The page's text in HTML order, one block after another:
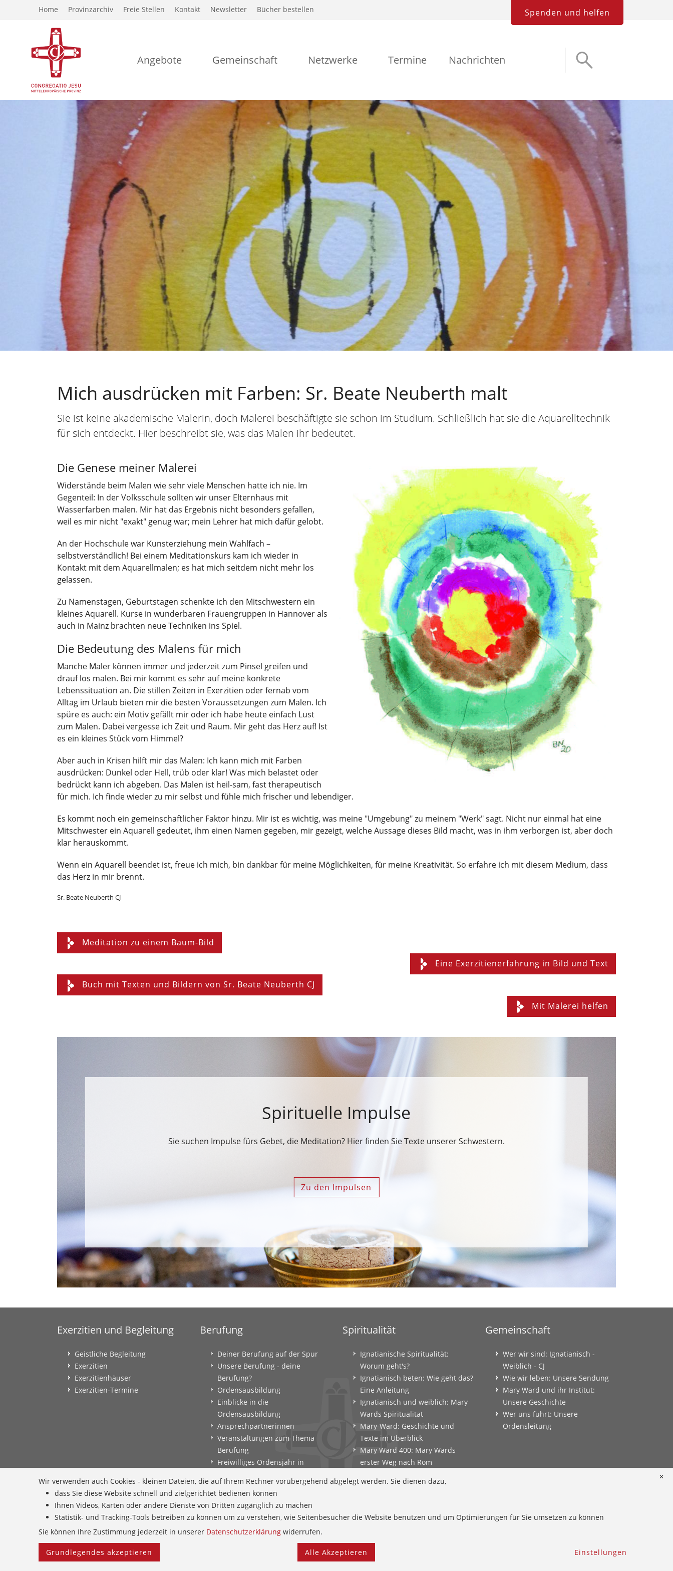
Home Provinzarchiv Freie Stellen Kontakt Newsletter Bücher bestellen Spenden und helfen
Angebote Gemeinschaft Netzwerke Termine Nachrichten
Mich ausdrücken mit Farben: Sr. Beate Neuberth malt
Sie ist keine akademische Malerin, doch Malerei beschäftigte sie schon im Studium. Schließlich hat sie die Aquarelltechnik
für sich entdeckt. Hier beschreibt sie, was das Malen ihr bedeutet.
Die Genese meiner Malerei
Widerstände beim Malen wie sehr viele Menschen hatte ich nie. Im
Gegenteil: In der Volksschule sollten wir unser Elternhaus mit
Wasserfarben malen. Mir hat das Ergebnis nicht besonders gefallen,
weil es mir nicht "exakt" genug war; mein Lehrer hat mich dafür gelobt.
An der Hochschule war Kunsterziehung mein Wahlfach –
selbstverständlich! Bei einem Meditationskurs kam ich wieder in
Kontakt mit dem Aquarellmalen; es hat mich seitdem nicht mehr los
gelassen.
Zu Namenstagen, Geburtstagen schenkte ich den Mitschwestern ein
kleines Aquarell. Kurse in wunderbaren Frauengruppen in Hannover als
auch in Mainz brachten neue Techniken ins Spiel.
Die Bedeutung des Malens für mich
Manche Maler können immer und jederzeit zum Pinsel greifen und
drauf los malen. Bei mir kommt es sehr auf meine konkrete
Lebenssituation an. Die stillen Zeiten in Exerzitien oder fernab vom
Alltag im Urlaub bieten mir die besten Voraussetzungen zum Malen. Ich
spüre es auch: ein Motiv gefällt mir oder ich habe heute einfach Lust
zum Malen. Dabei vergesse ich Zeit und Raum. Mir geht das Herz auf! Ist
es ein kleines Stück vom Himmel?
Aber auch in Krisen hilft mir das Malen: Ich kann mich mit Farben
ausdrücken: Dunkel oder Hell, trüb oder klar! Was mich belastet oder
bedrückt kann ich abgeben. Das Malen ist heil-sam, fast therapeutisch
für mich. Ich finde wieder zu mir selbst und fühle mich frischer und lebendiger.
Es kommt noch ein gemeinschaftlicher Faktor hinzu. Mir ist es wichtig, was meine "Umgebung" zu meinem "Werk" sagt. Nicht nur einmal hat eine
Mitschwester ein Aquarell gedeutet, ihm einen Namen gegeben, mir gezeigt, welche Aussage dieses Bild macht, was in ihm verborgen ist, aber doch
klar herauskommt.
Wenn ein Aquarell beendet ist, freue ich mich, bin dankbar für meine Möglichkeiten, für meine Kreativität. So erfahre ich mit diesem Medium, dass
das Herz in mir brennt.
Sr. Beate Neuberth CJ
Meditation zu einem Baum-Bild
Eine Exerzitienerfahrung in Bild und Text
Buch mit Texten und Bildern von Sr. Beate Neuberth CJ
Mit Malerei helfen
Spirituelle Impulse
Sie suchen Impulse fürs Gebet, die Meditation? Hier finden Sie Texte unserer Schwestern.
Zu den Impulsen
Exerzitien und Begleitung
Geistliche Begleitung
Exerzitien
Exerzitienhäuser
Exerzitien-Termine
Berufung
Deiner Berufung auf der Spur
Unsere Berufung - deine
Berufung?
Ordensausbildung
Einblicke in die
Ordensausbildung
Ansprechpartnerinnen
Veranstaltungen zum Thema
Berufung
Freiwilliges Ordensjahr in
Berufungscoaching und
Berufungsexerzitien
Entscheidungsparcours
Gefährtinnen
Spiritualität
Ignatianische Spiritualität:
Worum geht's?
Ignatianisch beten: Wie geht das?
Eine Anleitung
Ignatianisch und weiblich: Mary
Wards Spiritualität
Mary-Ward: Geschichte und
Texte im Überblick
Mary Ward 400: Mary Wards
erster Weg nach Rom
Zeitschrift: Spiritualität konkret
Gemeinschaft
Wer wir sind: Ignatianisch -
Weiblich - CJ
Wie wir leben: Unsere Sendung
Mary Ward und ihr Institut:
Unsere Geschichte
Wer uns führt: Unsere
Ordensleitung
Home Provinzarchiv Facebook Newsletter Schutz und Prävention
✕
Wir verwenden auch Cookies - kleinen Dateien, die auf Ihrem Rechner vorübergehend abgelegt werden. Sie dienen dazu,
dass Sie diese Website schnell und zielgerichtet bedienen können
Ihnen Videos, Karten oder andere Dienste von Dritten zugänglich zu machen
Statistik- und Tracking-Tools betreiben zu können um zu verstehen, wie Seitenbesucher die Website benutzen und um Optimierungen für Sie umsetzen zu können
Sie können Ihre Zustimmung jederzeit in unserer Datenschutzerklärung widerrufen.
Grundlegendes akzeptieren Alle Akzeptieren Einstellungen